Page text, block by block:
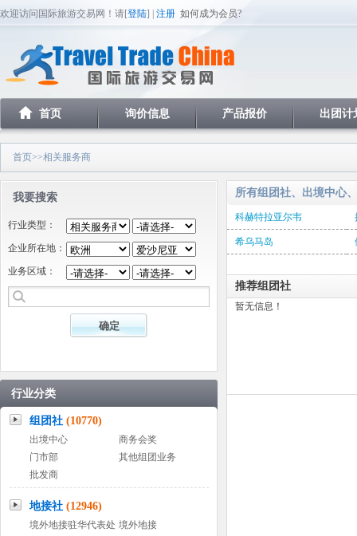
欢迎访问国际旅游交易网！请[登陆] | 注册 如何成为会员?
首页 询价信息 产品报价 出团计
首页>>相关服务商
我要搜索
行业类型：
企业所在地：
业务区域：
行业分类
组团社 (10770)
出境中心
商务会奖
门市部
其他组团业务
批发商
地接社 (12946)
境外地接驻华代表处 境外地接
所有组团社、出境中心
科赫特拉亚尔韦
希乌马岛
推荐组团社
暂无信息！